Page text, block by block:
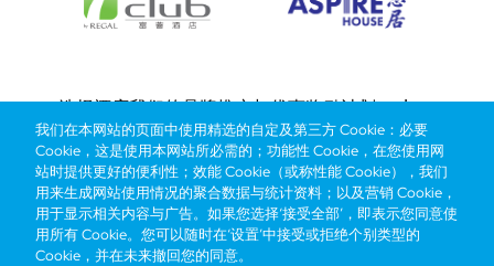
Bottom
menu
选择酒店我们的品牌推广与优惠奖励计划e-shop
管理层简介
抢先一步，掌握最新资讯！
我们在本网站的页面中使用精选的自定及第三方 Cookie：必要
Cookie，这是使用本网站所必需的；功能性 Cookie，在您使用网
站时提供更好的便利性；效能 Cookie（或称性能 Cookie），我们
用来生成网站使用情况的聚合数据与统计资料；以及营销 Cookie，
用于显示相关内容与广告。如果您选择‘接受全部’，即表示您同意使
用所有 Cookie。您可以随时在‘设置’中接受或拒绝个别类型的
Cookie，并在未来撤回您的同意。